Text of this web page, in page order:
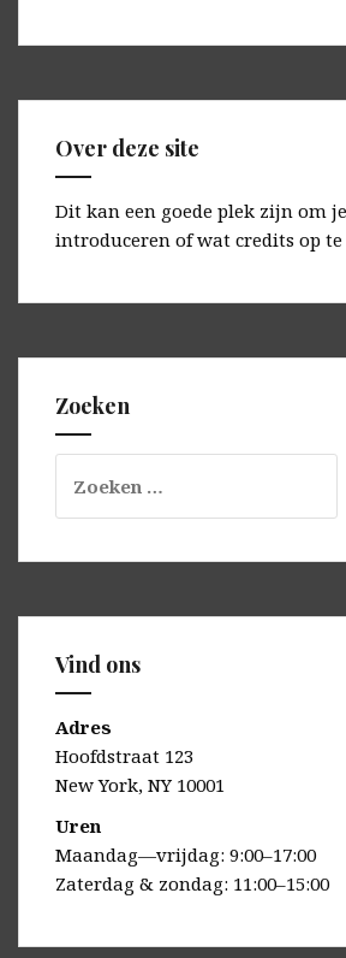
Over deze site
Dit kan een goede plek zijn om
introduceren of wat credits op te
Zoeken
naar:
Vind ons
Adres
Hoofdstraat 123
New York, NY 10001
Uren
Maandag—vrijdag: 9:00–17:00
Zaterdag & zondag: 11:00–15:00